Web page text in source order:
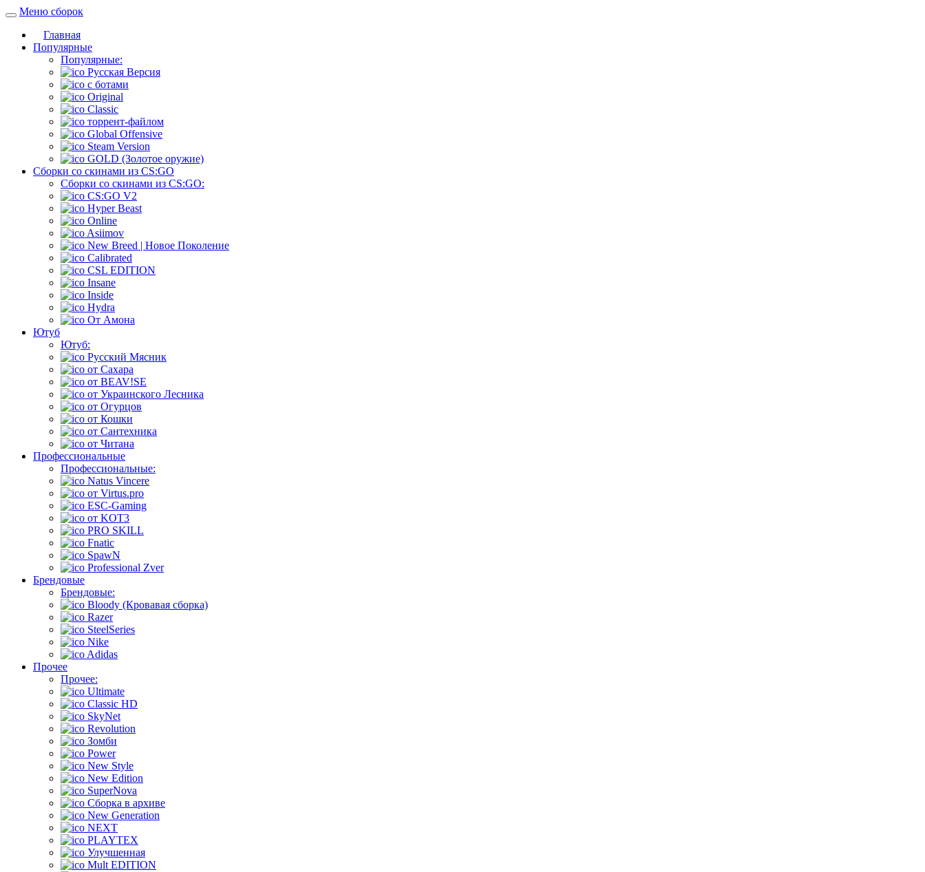
Меню сборок
Главная
Популярные
Популярные:
Русская Версия
c ботами
Original
Classic
торрент-файлом
Global Offensive
Steam Version
GOLD (Золотое оружие)
Сборки со скинами из CS:GO
Сборки со скинами из CS:GO:
CS:GO V2
Hyper Beast
Online
Asiimov
New Breed | Новое Поколение
Calibrated
CSL EDITION
Insane
Inside
Hydra
От Амона
Ютуб
Ютуб:
Русский Мясник
от Сахара
от BEAV!SE
от Украинского Лесника
от Огурцов
от Кошки
от Сантехника
от Читана
Профессиональные
Профессиональные:
Natus Vincere
от Virtus.pro
ESC-Gaming
от KOT3
PRO SKILL
Fnatic
SpawN
Professional Zver
Брендовые
Брендовые:
Bloody (Кровавая сборка)
Razer
SteelSeries
Nike
Adidas
Прочее
Прочее:
Ultimate
Classic HD
SkyNet
Revolution
Зомби
Power
New Style
New Edition
SuperNova
Сборка в архиве
New Generation
NEXT
PLAYTEX
Улучшенная
Mult EDITION